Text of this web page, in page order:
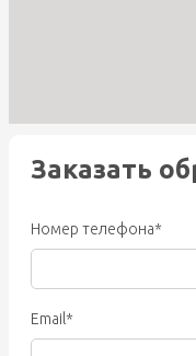
Заказать
Номер телефона*
Email*